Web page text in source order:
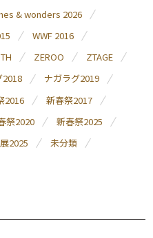
& wonders 2026
WWF 2016
ZEROO
ZTAGE
2018
ナガラグ2019
2016
新春祭2017
祭2020
新春祭2025
2025
未分類